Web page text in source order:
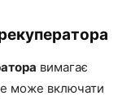
вимагає
може включати